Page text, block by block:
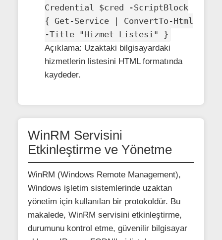
Credential $cred -ScriptBlock
{ Get-Service | ConvertTo-Html
-Title "Hizmet Listesi" }
Açıklama: Uzaktaki bilgisayardaki
hizmetlerin listesini HTML formatında
kaydeder.
WinRM Servisini
Etkinleştirme ve Yönetme
WinRM (Windows Remote Management),
Windows işletim sistemlerinde uzaktan
yönetim için kullanılan bir protokoldür. Bu
makalede, WinRM servisini etkinleştirme,
durumunu kontrol etme, güvenilir bilgisayar